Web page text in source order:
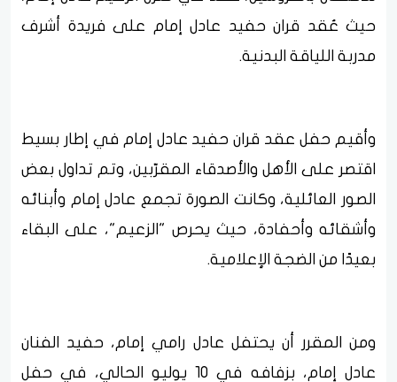
حيث عُقد قران حفيد عادل إمام على فريدة أشرف
مدربة اللياقة البدنية.
وأقيم حفل عقد قران حفيد عادل إمام في إطار بسيط
اقتصر على الأهل والأصدقاء المقرّبين، وتم تداول بعض
الصور العائلية، وكانت الصورة تجمع عادل إمام وأبنائه
وأشقائه وأحفادة، حيث يحرص "الزعيم"، على البقاء
بعيدًا من الضجة الإعلامية.
ومن المقرر أن يحتفل عادل رامي إمام، حفيد الفنان
عادل إمام، بزفافه في 10 يوليو الحالي، في حفل